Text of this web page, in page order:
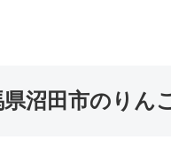
県沼田市のりん